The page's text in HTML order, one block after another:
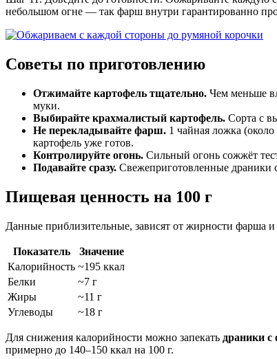
небольшом огне — так фарш внутри гарантированно
Советы по приготовлению
Отжимайте картофель тщательно. Чем меньше
муки.
Выбирайте крахмалистый картофель. Сорта с
Не перекладывайте фарш. 1 чайная ложка
картофель уже готов.
Контролируйте огонь. Сильный огонь сожжёт
Подавайте сразу. Свежеприготовленные драники
Пищевая ценность на 100 г
Данные приблизительные, зависят от жирности фарша и
Показатель
Значение
Калорийность ~195 ккал
Белки
~7 г
Жиры
~11 г
Углеводы
~18 г
Для снижения калорийности можно запекать драники
примерно до 140–150 ккал на 100 г.